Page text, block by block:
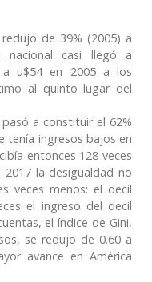
de 39% (2005) a
nacional casi llegó a
a u$54 en 2005 a los
al quinto lugar del
a constituir el 62%
tenía ingresos bajos en
entonces 128 veces
la desigualdad no
veces menos: el decil
el ingreso del decil
el índice de Gini,
se redujo de 0.60 a
avance en América